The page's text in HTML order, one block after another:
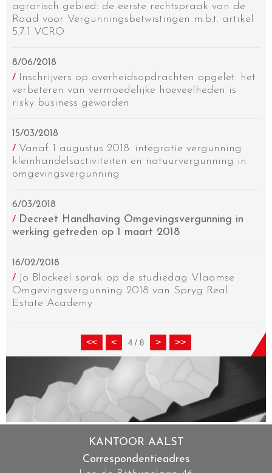
agrarisch gebied: de eerste rechtspraak van de
Raad voor Vergunningsbetwistingen m.b.t. artikel
5.7.1 VCRO
8/06/2018
/ Inschrijvers op overheidsopdrachten opgelet: het
verbeteren van vermoedelijke hoeveelheden is
risky business geworden
15/03/2018
/ Vanaf 1 augustus 2018: integratie vergunning
kleinhandelsactiviteiten en natuurvergunning in
omgevingsvergunning
6/03/2018
/ Decreet Handhaving Omgevingsvergunning in
werking getreden op 1 maart 2018
16/02/2018
/ Jo Blockeel sprak op de studiedag Vlaamse
Omgevingsvergunning 2018 van Spryg Real
Estate Academy
4 / 8
KANTOOR AALST
Correspondentieadres